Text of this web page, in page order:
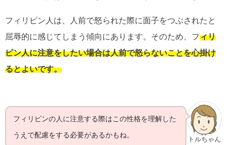
フィリピン人は、人前で怒られた際に面子をつぶされたと
屈辱的に感じてしまう傾向にあります。そのため、フィリ
ピン人に注意をしたい場合は人前で怒らないことを心掛け
るとよいです。
トルちゃん
フィリピンの人に注意する際はこの性格を理解した
うえで配慮をする必要があるかもね。